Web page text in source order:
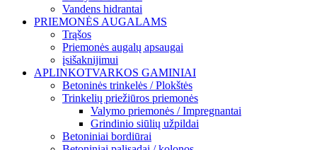
Vandens hidrantai
PRIEMONĖS AUGALAMS
Trąšos
Priemonės augalų apsaugai
įsišaknijimui
APLINKOTVARKOS GAMINIAI
Betoninės trinkelės / Plokštės
Trinkelių priežiūros priemonės
Valymo priemonės / Impregnantai
Grindinio siūlių užpildai
Betoniniai bordiūrai